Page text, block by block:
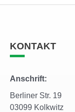
KONTAKT
Anschrift:
Berliner Str. 19
03099 Kolkwitz